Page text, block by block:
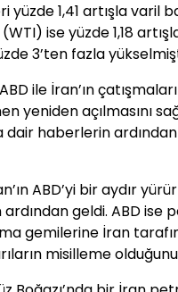
1,41 artışla varil
ise yüzde 1,18
3’ten fazla
ile İran’ın
yeniden açılmasını
dair haberlerin
ABD’yi bir aydır
geldi. ABD ise
gemilerine İran
misilleme